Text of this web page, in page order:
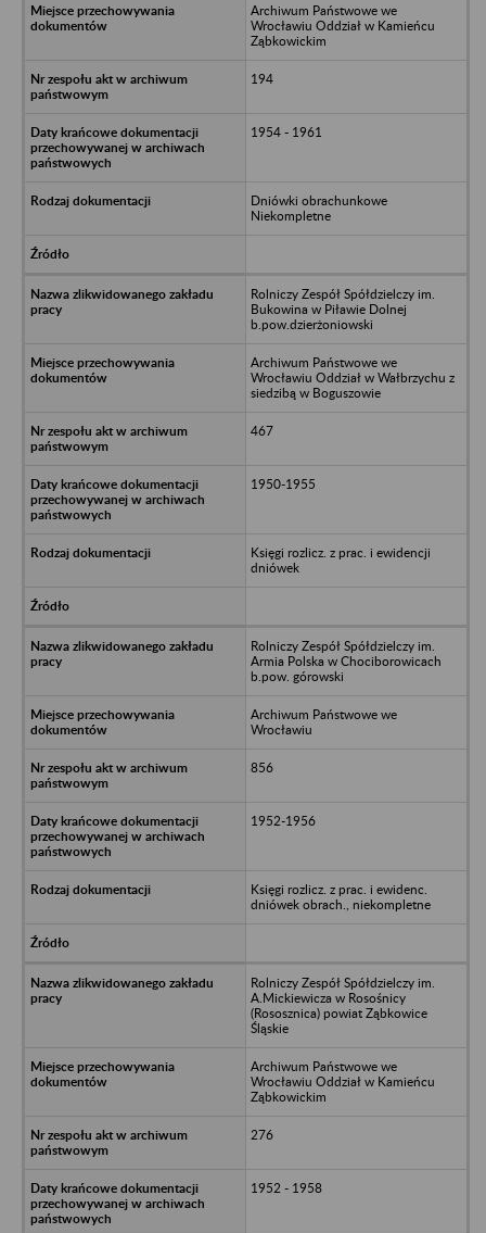
Archiwum Państwowe we
Wrocławiu Oddział w Kamieńcu
Ząbkowickim
194
1954 - 1961
Dniówki obrachunkowe
Niekompletne
Rolniczy Zespół Spółdzielczy im.
Bukowina w Piławie Dolnej
b.pow.dzierżoniowski
Archiwum Państwowe we
Wrocławiu Oddział w Wałbrzychu z
siedzibą w Boguszowie
467
1950-1955
Księgi rozlicz. z prac. i ewidencji
dniówek
Rolniczy Zespół Spółdzielczy im.
Armia Polska w Chociborowicach
b.pow. górowski
Archiwum Państwowe we
Wrocławiu
856
1952-1956
Księgi rozlicz. z prac. i ewidenc.
dniówek obrach., niekompletne
Rolniczy Zespół Spółdzielczy im.
A.Mickiewicza w Rosośnicy
(Rososznica) powiat Ząbkowice
Śląskie
Archiwum Państwowe we
Wrocławiu Oddział w Kamieńcu
Ząbkowickim
276
1952 - 1958